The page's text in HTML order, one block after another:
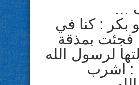
…
ﺑﻜﺮ : ﻛﻨﺎ ﻓﻲ
ﻓﺠﺌﺖ ﺑﻤﺬﻗﺔ
ﻟﺮﺳﻮﻝ ﺍﻟﻠﻪ
: ﺍﺷﺮﺏ